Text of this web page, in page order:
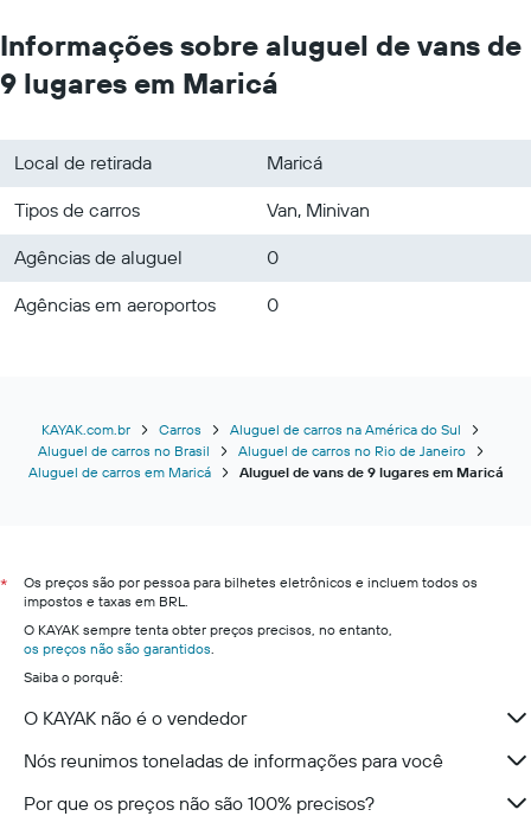
Informações sobre aluguel de vans de
9 lugares em Maricá
Local de retirada
Maricá
Tipos de carros
Van, Minivan
Agências de aluguel
0
Agências em aeroportos
0
KAYAK.com.br Carros
Aluguel de carros na América do Sul
Aluguel de carros no Brasil
Aluguel de carros no Rio de Janeiro
Aluguel de carros em Maricá
Aluguel de vans de 9 lugares em Maricá
*
Os preços são por pessoa para bilhetes eletrônicos e incluem todos os
impostos e taxas em BRL.
O KAYAK sempre tenta obter preços precisos, no entanto,
os preços não são garantidos.
Saiba o porquê:
O KAYAK não é o vendedor
Nós reunimos toneladas de informações para você
Por que os preços não são 100% precisos?